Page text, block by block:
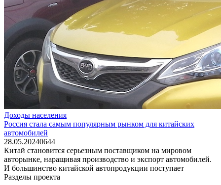
Доходы населения
Россия стала самым популярным рынком для китайских
автомобилей
28.05.20240644
Китай становится серьезным поставщиком на мировом
авторынке, наращивая производство и экспорт автомобилей.
И большинство китайской автопродукции поступает
Разделы проекта